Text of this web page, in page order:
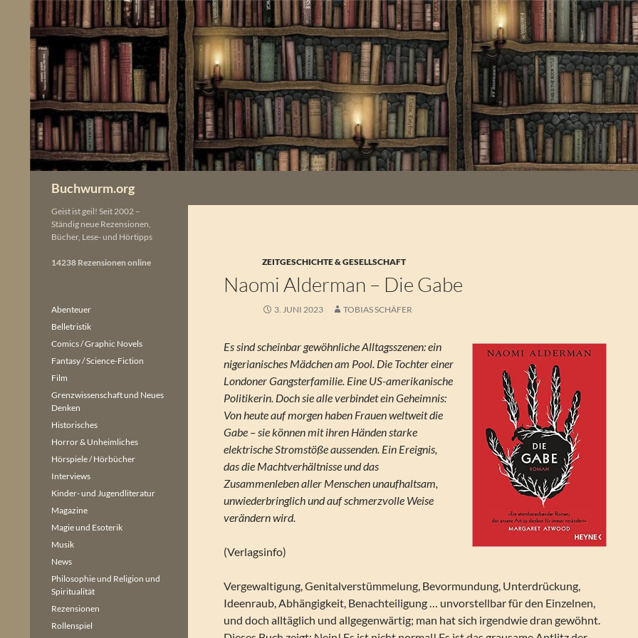
springen
Buchwurm.org
ZEITGESCHICHTE & GESELLSCHAFT
Naomi Alderman – Die Gabe
3. JUNI 2023 TOBIAS SCHÄFER
Es sind scheinbar gewöhnliche Alltagsszenen: ein
nigerianisches Mädchen am Pool. Die Tochter einer
Londoner Gangsterfamilie. Eine US-amerikanische
Politikerin. Doch sie alle verbindet ein Geheimnis:
Von heute auf morgen haben Frauen weltweit die
Gabe – sie können mit ihren Händen starke
elektrische Stromstöße aussenden. Ein Ereignis,
das die Machtverhältnisse und das
Zusammenleben aller Menschen unaufhaltsam,
unwiederbringlich und auf schmerzvolle Weise
verändern wird.
(Verlagsinfo)
Vergewaltigung, Genitalverstümmelung, Bevormundung, Unterdrückung,
Ideenraub, Abhängigkeit, Benachteiligung … unvorstellbar für den Einzelnen,
und doch alltäglich und allgegenwärtig; man hat sich irgendwie dran gewöhnt.
Geist ist geil! Seit 2002 –
Ständig neue Rezensionen,
Bücher, Lese- und Hörtipps
14238 Rezensionen online
Abenteuer
Belletristik
Comics / Graphic Novels
Fantasy / Science-Fiction
Film
Grenzwissenschaft und Neues
Denken
Historisches
Horror & Unheimliches
Hörspiele / Hörbücher
Interviews
Kinder- und Jugendliteratur
Magazine
Magie und Esoterik
Musik
News
Philosophie und Religion und
Spiritualität
Rezensionen
Rollenspiel